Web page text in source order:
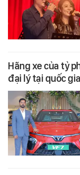
Hãng xe của tỷ
đại lý tại quốc